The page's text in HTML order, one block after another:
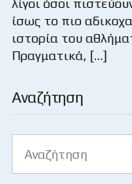
Αναζήτηση
for:
λίγοι όσοι
ίσως το πιο
ιστορία του
Πραγματικά, […]